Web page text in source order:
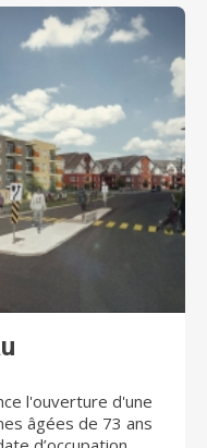
l'ouverture d'une
âgées de 73 ans